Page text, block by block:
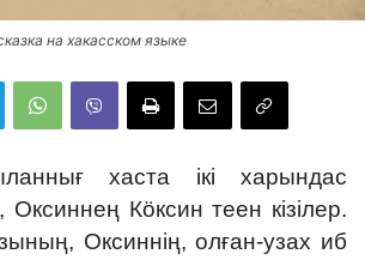
на хакасском языке
хаста ікі харындас
Оксиннең Кӧксин теен кізілер.
Оксиннің, олған-узах иб